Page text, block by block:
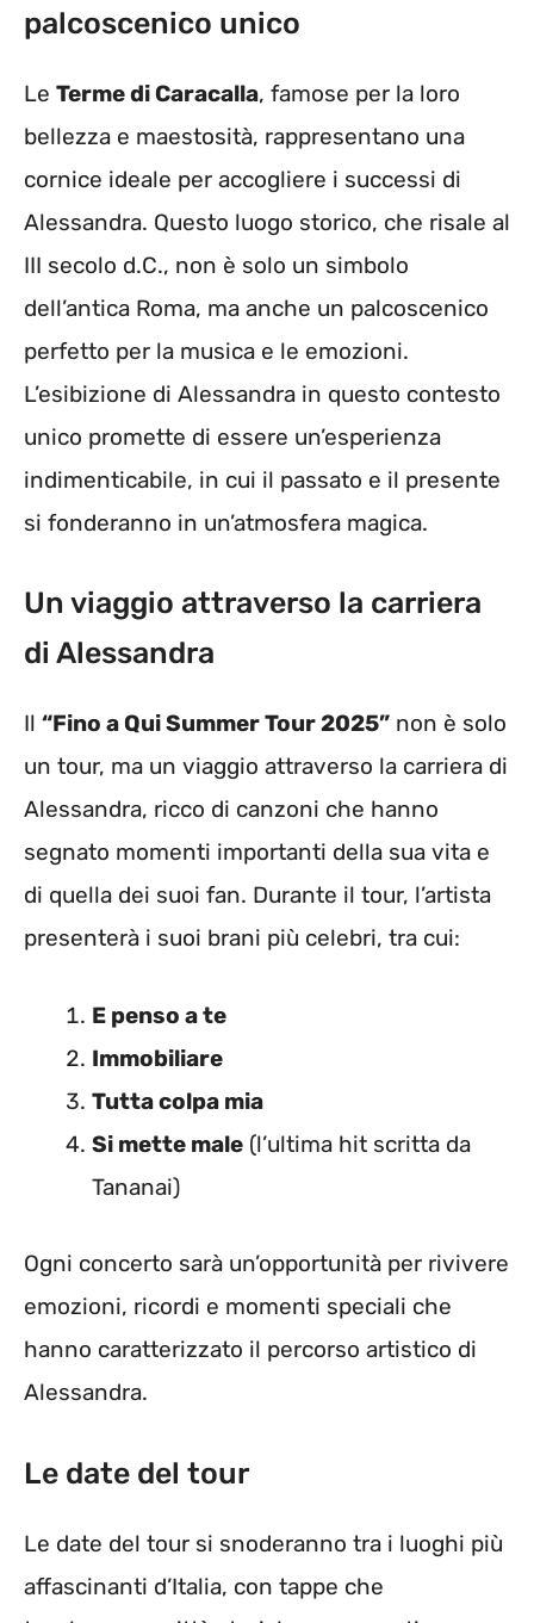
palcoscenico unico
Le Terme di Caracalla, famose per la loro
bellezza e maestosità, rappresentano una
cornice ideale per accogliere i successi di
Alessandra. Questo luogo storico, che risale al
III secolo d.C., non è solo un simbolo
dell’antica Roma, ma anche un palcoscenico
perfetto per la musica e le emozioni.
L’esibizione di Alessandra in questo contesto
unico promette di essere un’esperienza
indimenticabile, in cui il passato e il presente
si fonderanno in un’atmosfera magica.
Un viaggio attraverso la carriera
di Alessandra
Il “Fino a Qui Summer Tour 2025” non è solo
un tour, ma un viaggio attraverso la carriera di
Alessandra, ricco di canzoni che hanno
segnato momenti importanti della sua vita e
di quella dei suoi fan. Durante il tour, l’artista
presenterà i suoi brani più celebri, tra cui:
E penso a te
Immobiliare
Tutta colpa mia
Si mette male (l’ultima hit scritta da
Tananai)
Ogni concerto sarà un’opportunità per rivivere
emozioni, ricordi e momenti speciali che
hanno caratterizzato il percorso artistico di
Alessandra.
Le date del tour
Le date del tour si snoderanno tra i luoghi più
affascinanti d’Italia, con tappe che